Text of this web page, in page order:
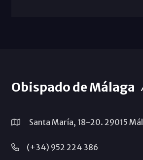
Obispado de Málaga
Santa María, 18-20. 29015
(+34) 952 224 386